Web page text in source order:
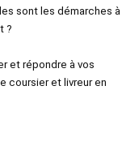
sont les démarches à
?
et répondre à vos
coursier et livreur en